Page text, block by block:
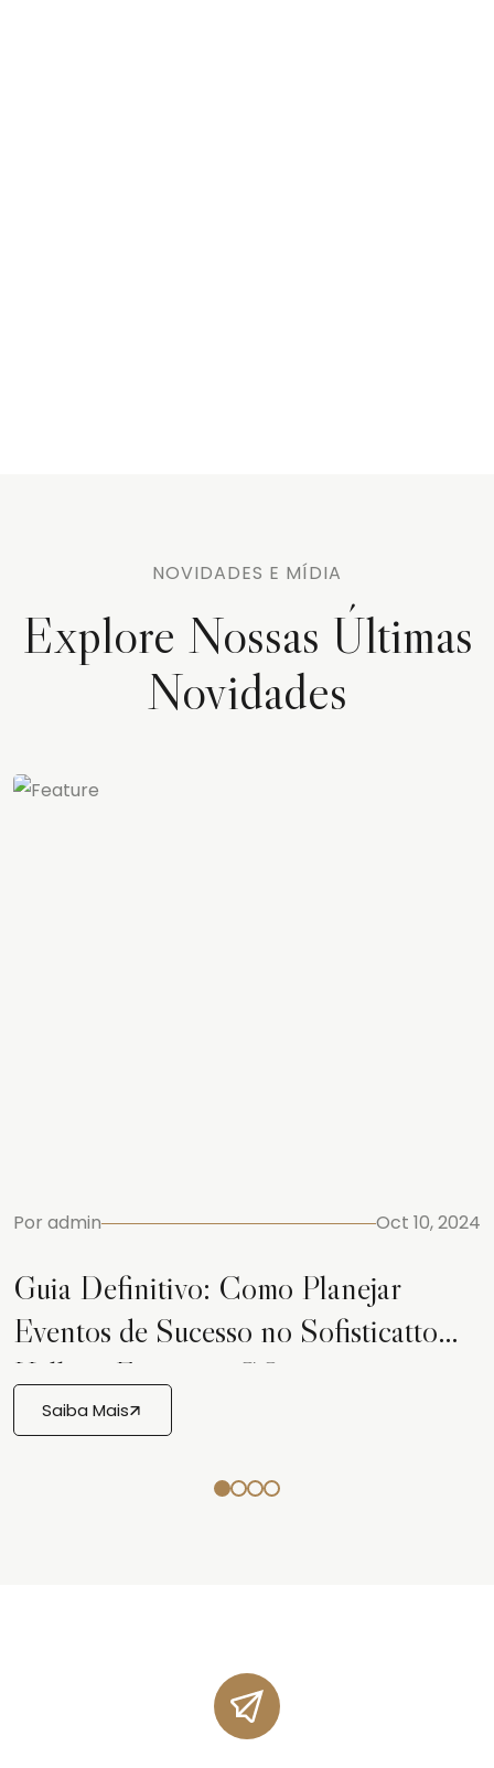
NOVIDADES E MÍDIA
Explore Nossas Últimas
Novidades
Por admin Oct 10, 2024
Guia Definitivo: Como Planejar
Eventos de Sucesso no Sofisticatto
Hall em Formosa, GO
Saiba Mais